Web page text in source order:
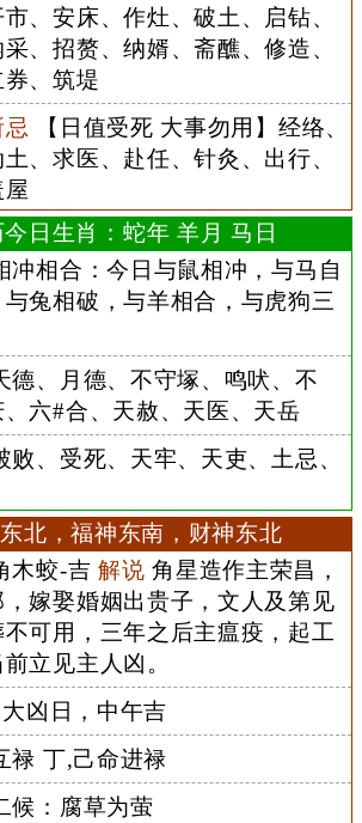
、安床、作灶、破土、启钻、
、招赘、纳婿、斋醮、修造、
、筑堤
【日值受死 大事勿用】经络、
、求医、赴任、针灸、出行、
日生肖：蛇年 羊月 马日
冲相合：今日与鼠相冲，与马自
兔相破，与羊相合，与虎狗三
德、月德、不守塚、鸣吠、不
六#合、天赦、天医、天岳
败、受死、天牢、天吏、土忌、
北，福神东南，财神东北
木蛟-吉 解说 角星造作主荣昌，
嫁娶婚姻出贵子，文人及第见
可用，三年之后主瘟疫，起工
立见主人凶。
大凶日，中午吉
禄 丁,己命进禄
候：腐草为萤